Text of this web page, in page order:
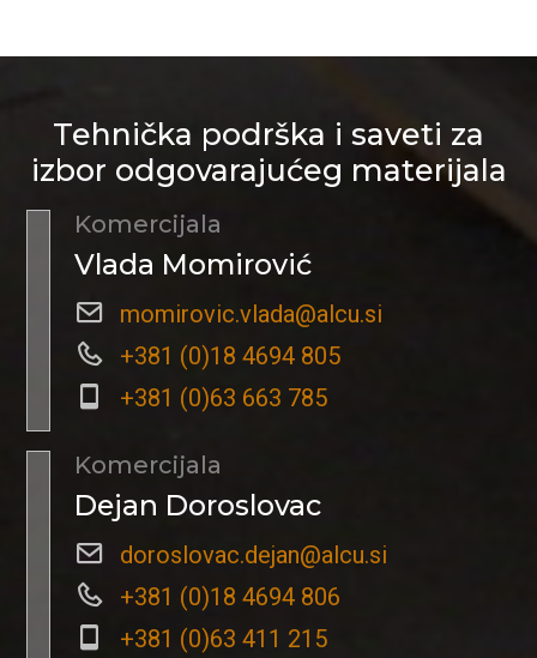
Tehnička podrška i saveti za
izbor odgovarajućeg materijala
Komercijala
Vlada Momirović
momirovic.vlada@alcu.si
+381 (0)18 4694 805
+381 (0)63 663 785
Komercijala
Dejan Doroslovac
doroslovac.dejan@alcu.si
+381 (0)18 4694 806
+381 (0)63 411 215